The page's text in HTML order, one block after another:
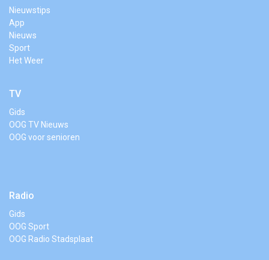
Nieuwstips
App
Nieuws
Sport
Het Weer
TV
Gids
OOG TV Nieuws
OOG voor senioren
Radio
Gids
OOG Sport
OOG Radio Stadsplaat